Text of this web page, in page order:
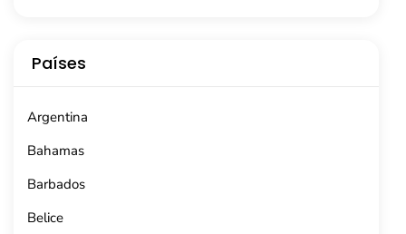
Países
Argentina
Bahamas
Barbados
Belice